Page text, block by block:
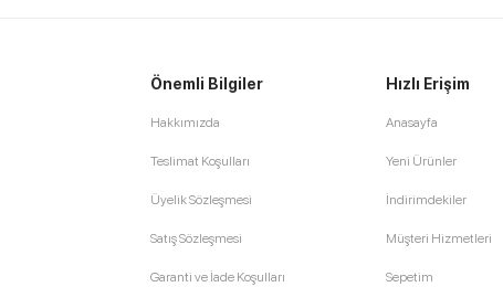
Önemli Bilgiler
Hakkımızda
Teslimat Koşulları
Üyelik Sözleşmesi
Satış Sözleşmesi
Garanti ve İade Koşulları
Hızlı Erişim
Anasayfa
Yeni Ürünler
İndirimdekiler
Müşteri Hizmetleri
Sepetim